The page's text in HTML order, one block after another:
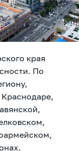
края
По
Краснодаре,